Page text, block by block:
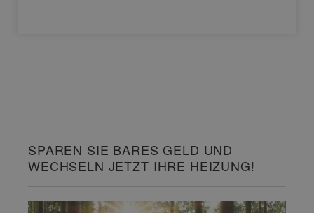
SPAREN SIE BARES GELD UND
WECHSELN JETZT IHRE HEIZUNG!